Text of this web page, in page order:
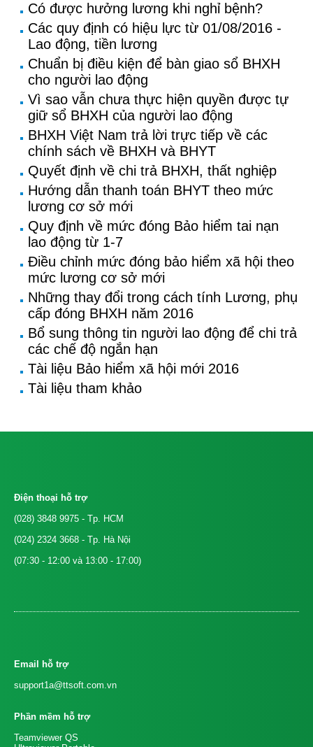
Có được hưởng lương khi nghỉ bệnh?
Các quy định có hiệu lực từ 01/08/2016 -
Lao động, tiền lương
Chuẩn bị điều kiện để bàn giao sổ BHXH
cho người lao động
Vì sao vẫn chưa thực hiện quyền được tự
giữ sổ BHXH của người lao động
BHXH Việt Nam trả lời trực tiếp về các
chính sách về BHXH và BHYT
Quyết định về chi trả BHXH, thất nghiệp
Hướng dẫn thanh toán BHYT theo mức
lương cơ sở mới
Quy định về mức đóng Bảo hiểm tai nạn
lao động từ 1-7
Điều chỉnh mức đóng bảo hiểm xã hội theo
mức lương cơ sở mới
Những thay đổi trong cách tính Lương, phụ
cấp đóng BHXH năm 2016
Bổ sung thông tin người lao động để chi trả
các chế độ ngắn hạn
Tài liệu Bảo hiểm xã hội mới 2016
Tài liệu tham khảo
Điện thoại hỗ trợ
(028) 3848 9975 - Tp. HCM
(024) 2324 3668 - Tp. Hà Nội
(07:30 - 12:00 và 13:00 - 17:00)
Email hỗ trợ
support1a@ttsoft.com.vn
Phần mềm hỗ trợ
Teamviewer QS